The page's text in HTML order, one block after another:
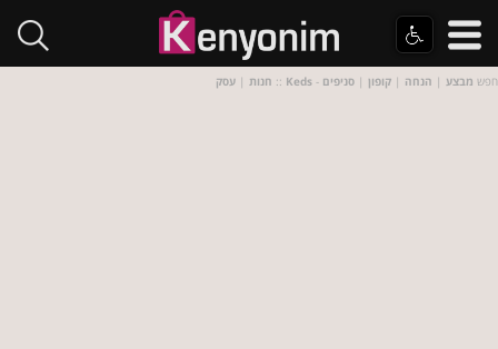
חנות | עסק :: Keds - חפש מבצע | הנחה | קופון | סניפים